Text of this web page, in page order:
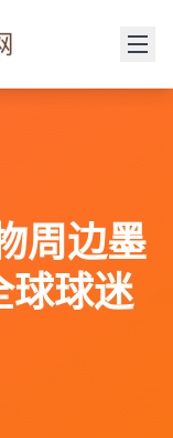
周边墨
球球迷